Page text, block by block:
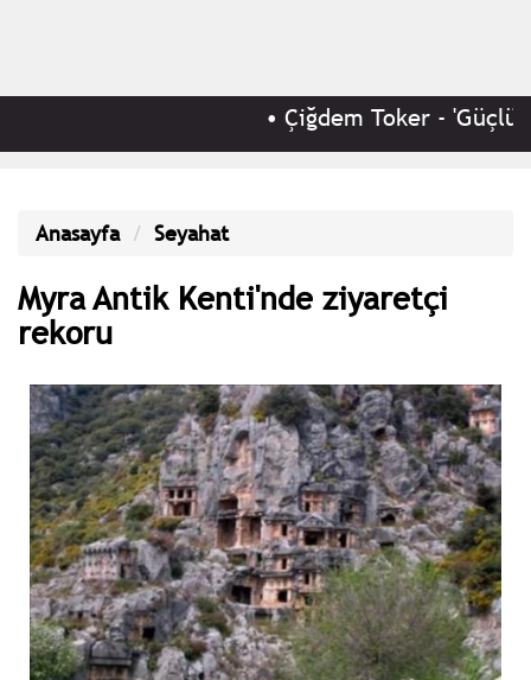
Çiğdem Toker - 'Güçlü
Anasayfa Seyahat
Myra Antik Kenti'nde ziyaretçi
rekoru